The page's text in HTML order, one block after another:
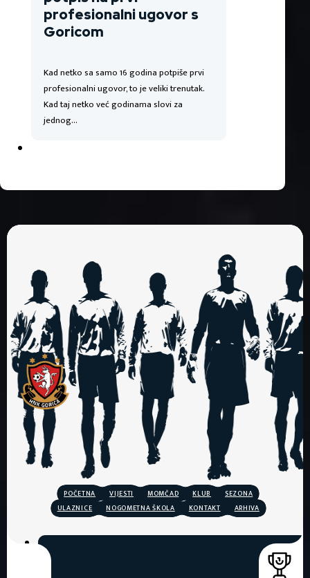
profesionalni ugovor s
Goricom
Kad netko sa samo 16 godina potpiše prvi
profesionalni ugovor, to je veliki trenutak.
Kad taj netko već godinama slovi za
jednog…
POČETNA VIJESTI MOMČAD KLUB
SEZONA
ULAZNICE
NOGOMETNA ŠKOLA KONTAKT ARHIVA